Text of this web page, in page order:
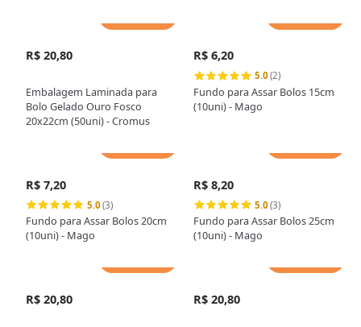
R$ 20,80
Embalagem Laminada para
Bolo Gelado Ouro Fosco
20x22cm (50uni) - Cromus
R$ 6,20
5.0(2)
Fundo para Assar Bolos 15cm
(10uni) - Mago
R$ 7,20
5.0(3)
Fundo para Assar Bolos 20cm
(10uni) - Mago
R$ 8,20
5.0(3)
Fundo para Assar Bolos 25cm
(10uni) - Mago
R$ 20,80 R$ 20,80